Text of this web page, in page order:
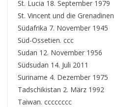
St. Lucia 18. September 1979
St. Vincent und die
Südafrika 7. November 1945
Süd-Ossetien. ccc
Sudan 12. November 1956
Südsudan 14. Juli 2011
Suriname 4. Dezember 1975
Tadschikistan 2. März 1992
Taiwan. cccccccc